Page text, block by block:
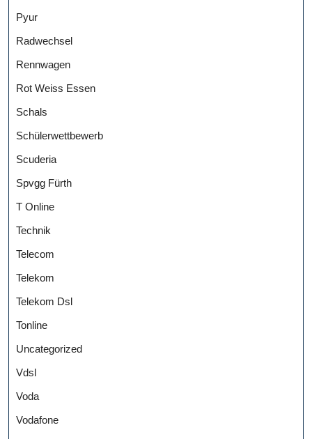
Pyur
Radwechsel
Rennwagen
Rot Weiss Essen
Schals
Schülerwettbewerb
Scuderia
Spvgg Fürth
T Online
Technik
Telecom
Telekom
Telekom Dsl
Tonline
Uncategorized
Vdsl
Voda
Vodafone